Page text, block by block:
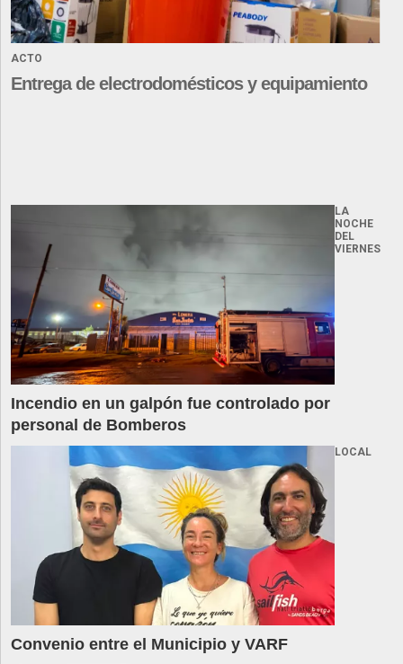
ACTO
Entrega de electrodomésticos y equipamiento
LA
NOCHE
DEL
VIERNES
Incendio en un galpón fue controlado por
personal de Bomberos
LOCAL
Convenio entre el Municipio y VARF